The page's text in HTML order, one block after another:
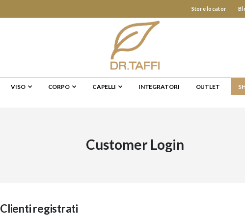
Store locator
VISO CORPO CAPELLI INTEGRATORI OUTLET
Customer Login
Clienti registrati